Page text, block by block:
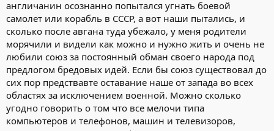
англичанин осознанно попытался угнать боевой
самолет или корабль в СССР, а вот наши пытались, и
сколько после авгана туда убежало, у меня родители
морячили и видели как можно и нужно жить и очень не
любили союз за постоянный обман своего народа под
предлогом бредовых идей. Если бы союз существовал до
сих пор предствавте оставание наше от запада во всех
областях за исключением военной. Можно сколько
угодно говорить о том что все мелочи типа
компьютеров и телефонов, машин и телевизоров,